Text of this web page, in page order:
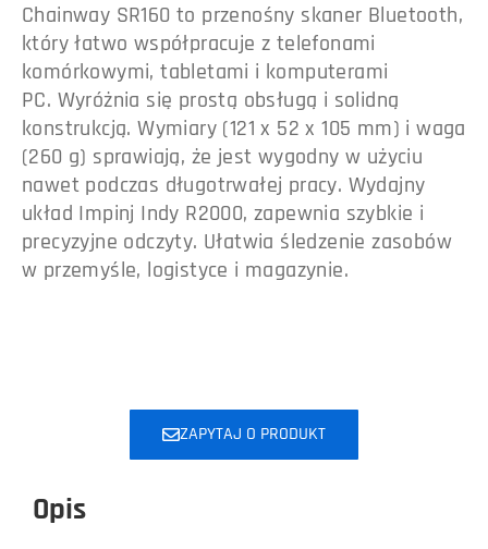
Chainway SR160 to przenośny skaner Bluetooth,
który łatwo współpracuje z telefonami
komórkowymi, tabletami i komputerami
PC. Wyróżnia się prostą obsługą i solidną
konstrukcją. Wymiary (121 x 52 x 105 mm) i waga
(260 g) sprawiają, że jest wygodny w użyciu
nawet podczas długotrwałej pracy. Wydajny
układ Impinj Indy R2000, zapewnia szybkie i
precyzyjne odczyty. Ułatwia śledzenie zasobów
w przemyśle, logistyce i magazynie.
ZAPYTAJ O PRODUKT
Opis